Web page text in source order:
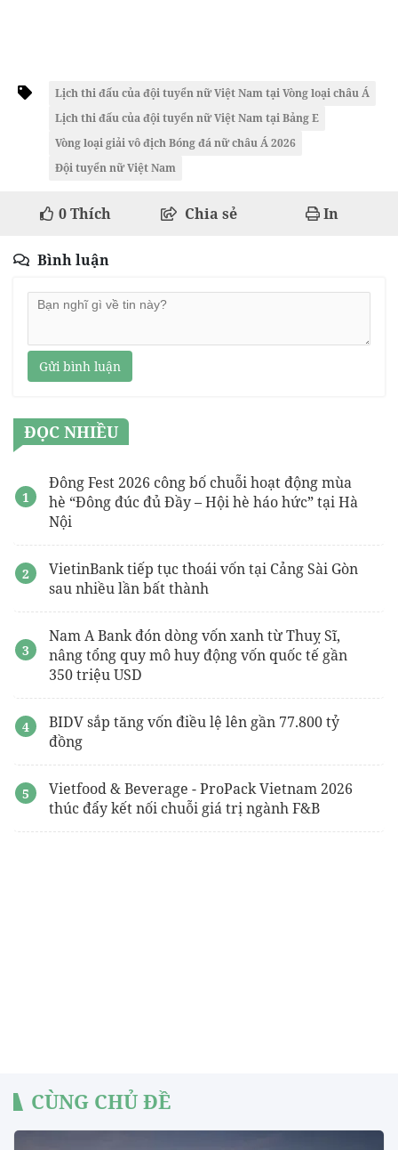
Lịch thi đấu của đội tuyển nữ Việt Nam tại Vòng loại châu Á
Lịch thi đấu của đội tuyển nữ Việt Nam tại Bảng E
Vòng loại giải vô địch Bóng đá nữ châu Á 2026
Đội tuyển nữ Việt Nam
0Thích Chia sẻ In
Bình luận
Gửi bình luận
ĐỌC NHIỀU
Đông Fest 2026 công bố chuỗi hoạt động mùa
hè “Đông đúc đủ Đầy – Hội hè háo hức” tại Hà
Nội
VietinBank tiếp tục thoái vốn tại Cảng Sài Gòn
sau nhiều lần bất thành
Nam A Bank đón dòng vốn xanh từ Thuỵ Sĩ,
nâng tổng quy mô huy động vốn quốc tế gần
350 triệu USD
BIDV sắp tăng vốn điều lệ lên gần 77.800 tỷ
đồng
Vietfood & Beverage - ProPack Vietnam 2026
thúc đẩy kết nối chuỗi giá trị ngành F&B
CÙNG CHỦ ĐỀ